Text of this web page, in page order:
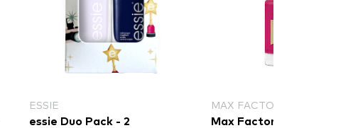
ESSIE
essie Duo Pack - 2
MAX FACTOR
Max Factor Nagelfarbe -